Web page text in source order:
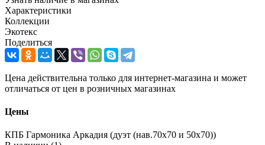
Характеристики
Коллекции
Экотекс
Поделиться
Цена действительна только для интернет-магазина и может
отличаться от цен в розничных магазинах
Цены
КПБ Гармоника Аркадия (дуэт (нав.70х70 и 50х70))